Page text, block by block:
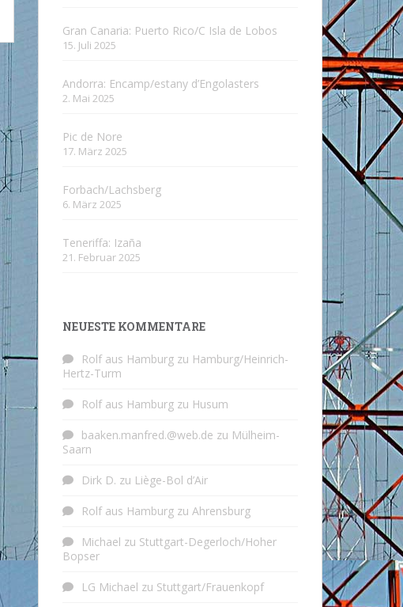
Gran Canaria: Puerto Rico/C Isla de Lobos
15. Juli 2025
Andorra: Encamp/estany d’Engolasters
2. Mai 2025
Pic de Nore
17. März 2025
Forbach/Lachsberg
6. März 2025
Teneriffa: Izaña
21. Februar 2025
NEUESTE KOMMENTARE
Rolf aus Hamburg zu Hamburg/Heinrich-
Hertz-Turm
Rolf aus Hamburg zu Husum
baaken.manfred.@web.de zu Mülheim-
Saarn
Dirk D. zu Liège-Bol d’Air
Rolf aus Hamburg zu Ahrensburg
Michael zu Stuttgart-Degerloch/Hoher
Bopser
LG Michael zu Stuttgart/Frauenkopf